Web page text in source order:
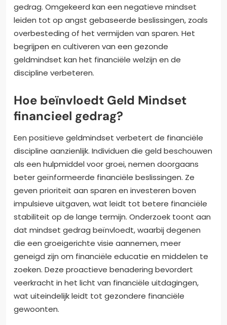
gedrag. Omgekeerd kan een negatieve mindset
leiden tot op angst gebaseerde beslissingen, zoals
overbesteding of het vermijden van sparen. Het
begrijpen en cultiveren van een gezonde
geldmindset kan het financiële welzijn en de
discipline verbeteren.
Hoe beïnvloedt Geld Mindset
financieel gedrag?
Een positieve geldmindset verbetert de financiële
discipline aanzienlijk. Individuen die geld beschouwen
als een hulpmiddel voor groei, nemen doorgaans
beter geïnformeerde financiële beslissingen. Ze
geven prioriteit aan sparen en investeren boven
impulsieve uitgaven, wat leidt tot betere financiële
stabiliteit op de lange termijn. Onderzoek toont aan
dat mindset gedrag beïnvloedt, waarbij degenen
die een groeigerichte visie aannemen, meer
geneigd zijn om financiële educatie en middelen te
zoeken. Deze proactieve benadering bevordert
veerkracht in het licht van financiële uitdagingen,
wat uiteindelijk leidt tot gezondere financiële
gewoonten.